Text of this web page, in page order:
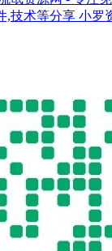
小罗